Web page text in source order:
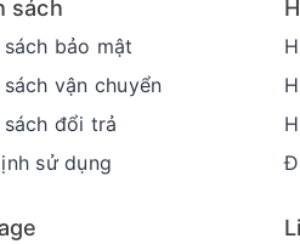
nên sử dụng thuốc để điều
bị thiếu máu không tái tạo.
cầu hạt, giảm tiểu cầu
dụng phụ)
sách
sách bảo mật
sách vận chuyển
sách đổi trả
sử dụng